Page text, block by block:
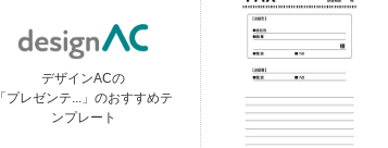
デザインACの
「プレゼンテ...」のおすすめテ
ンプレート